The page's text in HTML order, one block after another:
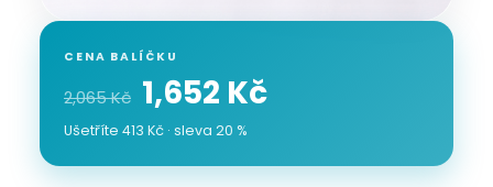
CENA BALÍČKU
2,065 Kč 1,652 Kč
Ušetříte 413 Kč · sleva 20 %